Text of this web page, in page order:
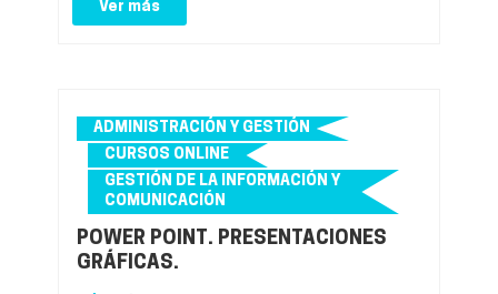
Ver más
ADMINISTRACIÓN Y GESTIÓN
CURSOS ONLINE
GESTIÓN DE LA INFORMACIÓN Y
COMUNICACIÓN
POWER POINT. PRESENTACIONES
GRÁFICAS.